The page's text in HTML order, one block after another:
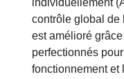
individuellement
contrôle global de
est amélioré
perfectionnés
fonctionnement et